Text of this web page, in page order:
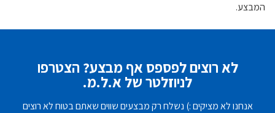
המבצע.
לא רוצים לפספס אף מבצע? הצטרפו
לניוזלטר של א.ל.מ.
אנחנו לא מציקים :) נשלח רק מבצעים שווים שאתם בטוח לא רוצים